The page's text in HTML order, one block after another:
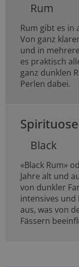
Rum
Rum gibt es in
Von ganz
und in
es praktisch
ganz dunklen
Perlen dabei.
Black
«Black Rum»
Jahre alt und
von dunkler
intensives und
aus, was von
Fässern